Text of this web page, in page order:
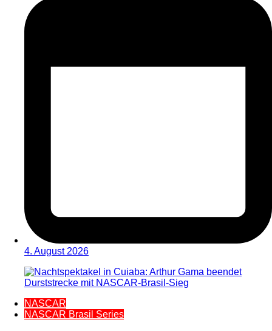
4. August 2026
NASCAR
NASCAR Brasil Series